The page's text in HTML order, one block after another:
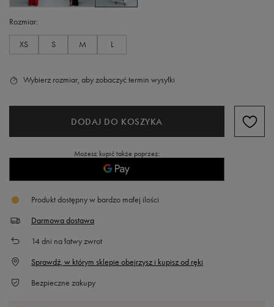
Rozmiar
XS S M L
Wybierz rozmiar, aby zobaczyć termin wysyłki
DODAJ DO KOSZYKA
Możesz kupić także poprzez:
Produkt dostępny w bardzo małej ilości
Darmowa dostawa
14dni na łatwy zwrot
Sprawdź, w którym sklepie obejrzysz i kupisz od ręki
Bezpieczne zakupy